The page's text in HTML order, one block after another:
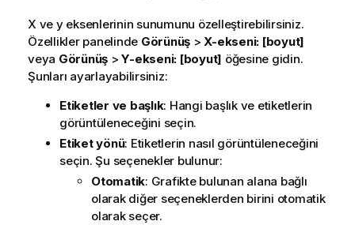
X ve y eksenlerinin sunumunu özelleştirebilirsiniz.
Özellikler panelinde Görünüş >X-ekseni: [boyut]
veya Görünüş >Y-ekseni: [boyut] öğesine gidin.
Şunları ayarlayabilirsiniz:
Etiketler ve başlık: Hangi başlık ve etiketlerin
görüntüleneceğini seçin.
Etiket yönü: Etiketlerin nasıl görüntüleneceğini
seçin. Şu seçenekler bulunur:
Otomatik: Grafikte bulunan alana bağlı
olarak diğer seçeneklerden birini otomatik
olarak seçer.